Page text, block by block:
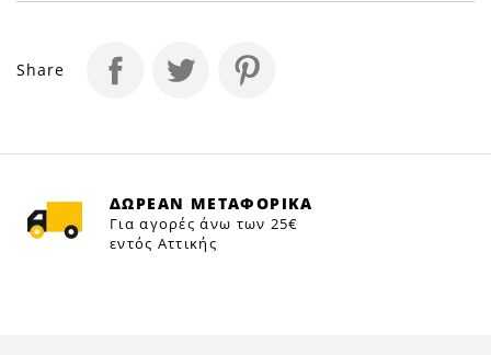
Share
ΔΩΡΕΑΝ ΜΕΤΑΦΟΡΙΚΑ
Για αγορές άνω των 25€
εντός Αττικής